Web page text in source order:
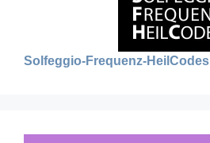
Solfeggio-Frequenz-HeilCodes